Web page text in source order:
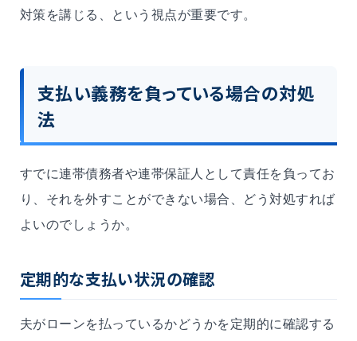
対策を講じる、という視点が重要です。
支払い義務を負っている場合の対処
法
すでに連帯債務者や連帯保証人として責任を負ってお
り、それを外すことができない場合、どう対処すれば
よいのでしょうか。
定期的な支払い状況の確認
夫がローンを払っているかどうかを定期的に確認する